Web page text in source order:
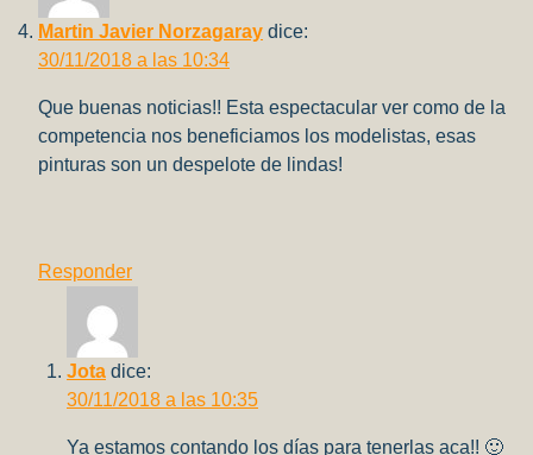
Martin Javier Norzagaray dice:
30/11/2018 a las 10:34
Que buenas noticias!! Esta espectacular ver como de la
competencia nos beneficiamos los modelistas, esas
pinturas son un despelote de lindas!
Responder
Jota dice:
30/11/2018 a las 10:35
Ya estamos contando los días para tenerlas aca!! 🙂